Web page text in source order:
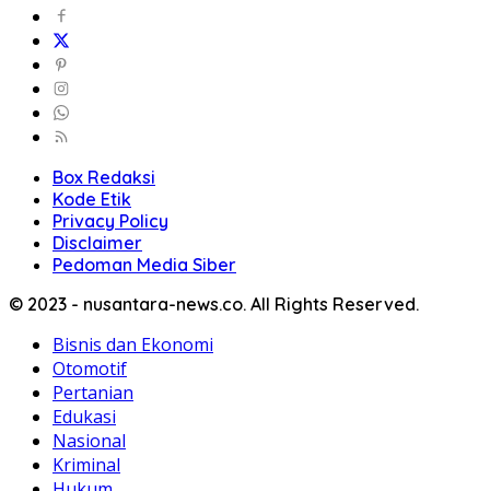
Box Redaksi
Kode Etik
Privacy Policy
Disclaimer
Pedoman Media Siber
© 2023 - nusantara-news.co. All Rights Reserved.
Bisnis dan Ekonomi
Otomotif
Pertanian
Edukasi
Nasional
Kriminal